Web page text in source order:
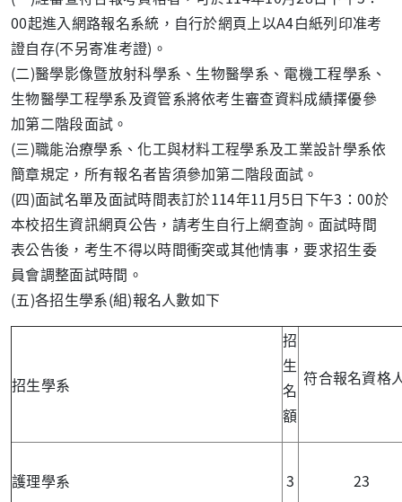
00起進入網路報名系統，自行於網頁上以A4白紙列印准考
證自存(不另寄准考證)。
(二)醫學影像暨放射科學系、生物醫學系、電機工程學系、
生物醫學工程學系及資管系將依考生審查資料成績擇優參
加第二階段面試。
(三)職能治療學系、化工與材料工程學系及工業設計學系依
簡章規定，所有報名者皆須參加第二階段面試。
(四)面試名單及面試時間表訂於114年11月5日下午3：00於
本校招生資訊網頁公告，請考生自行上網查詢。面試時間
表公告後，考生不得以時間衝突或其他情事，要求招生委
員會調整面試時間。
(五)各招生學系(組)報名人數如下
招生學系
招
生
名
額
符合報名資格
護理學系 3 23